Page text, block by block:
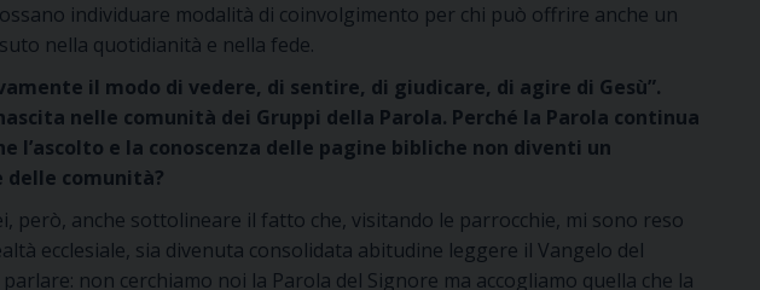
individuare modalità di coinvolgimento per chi può offrire anche un
nella quotidianità e nella fede.
il modo di vedere, di sentire, di giudicare, di agire di Gesù”.
nelle comunità dei Gruppi della Parola. Perché la Parola continua
e la conoscenza delle pagine bibliche non diventi un
delle comunità?
però, anche sottolineare il fatto che, visitando le parrocchie, mi sono reso
ecclesiale, sia divenuta consolidata abitudine leggere il Vangelo del
non cerchiamo noi la Parola del Signore ma accogliamo quella che la